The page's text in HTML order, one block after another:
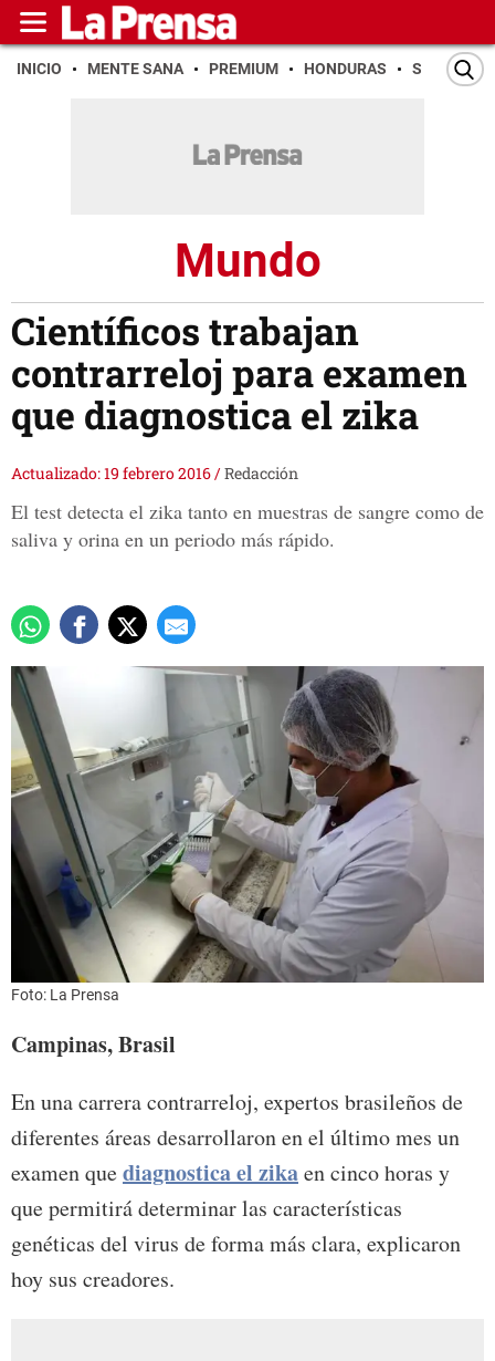
INICIO MENTE SANA PREMIUM HONDURAS SAN PEDRO
Mundo
Científicos trabajan
contrarreloj para examen
que diagnostica el zika
Actualizado: 19 febrero 2016/Redacción
El test detecta el zika tanto en muestras de sangre como de
saliva y orina en un periodo más rápido.
Foto: La Prensa
Campinas, Brasil
En una carrera contrarreloj, expertos brasileños de
diferentes áreas desarrollaron en el último mes un
examen quediagnostica el zikaen cinco horas y
que permitirá determinar las características
genéticas del virus de forma más clara, explicaron
hoy sus creadores.